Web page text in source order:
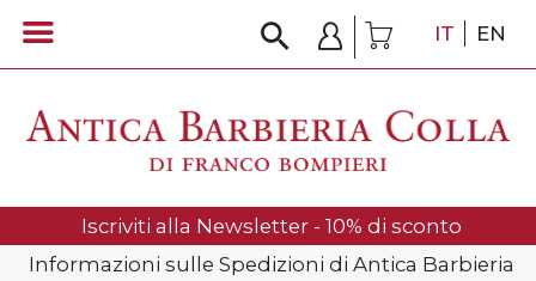
IT EN
Iscriviti alla Newsletter - 10% di sconto
Informazioni sulle Spedizioni di Antica Barbieria